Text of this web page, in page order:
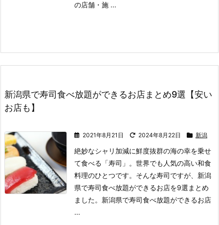
の店舗・施 ...
新潟県で寿司食べ放題ができるお店まとめ9選【安い
お店も】
2021年8月21日 2024年8月22日 新潟
絶妙なシャリ加減に鮮度抜群の海の幸を乗せ
て食べる「寿司」。 世界でも人気の高い和食
料理のひとつです。 そんな寿司ですが、新潟
県で寿司食べ放題ができるお店を9選まとめ
ました。 新潟県で寿司食べ放題ができるお店
...